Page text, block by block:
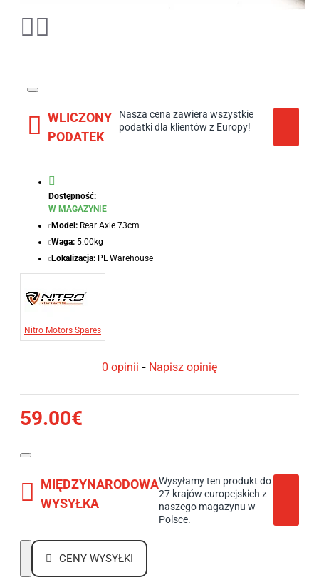
WLICZONY
PODATEK
Nasza cena zawiera wszystkie
podatki dla klientów z Europy!
Dostępność:
W MAGAZYNIE
Model: Rear Axle 73cm
Waga: 5.00kg
Lokalizacja: PL Warehouse
Nitro Motors Spares
0 opinii - Napisz opinię
59.00€
MIĘDZYNARODOWA
WYSYŁKA
Wysyłamy ten produkt do
27 krajów europejskich z
naszego magazynu w
Polsce.
CENY WYSYŁKI